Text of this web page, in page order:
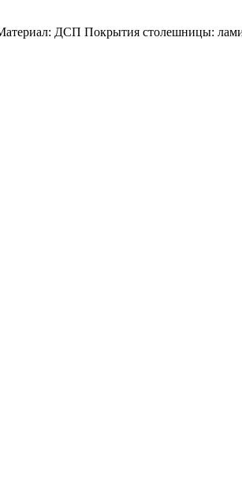
ДСП Покрытия столешницы: